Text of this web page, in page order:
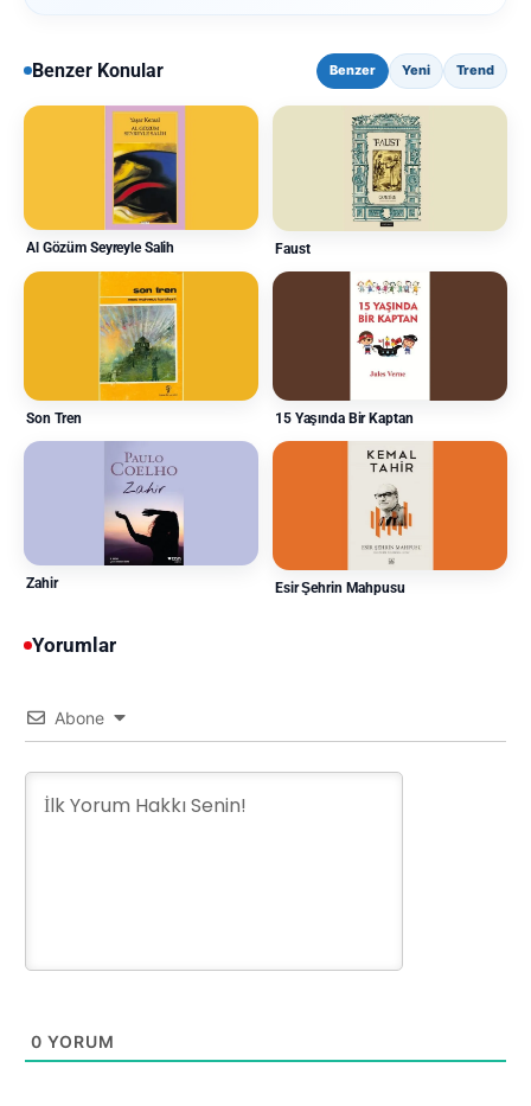
Benzer Konular Benzer Yeni Trend
Al Gözüm Seyreyle Salih Faust
Son Tren 15 Yaşında Bir Kaptan
Zahir Esir Şehrin Mahpusu
Yorumlar
Abone
0 YORUM